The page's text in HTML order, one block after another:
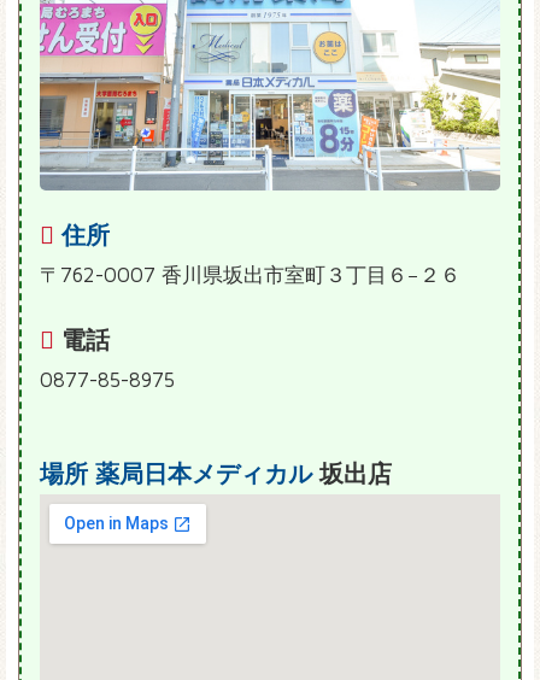
住所
〒762-0007 香川県坂出市室町３丁目６−２６
電話
0877-85-8975
場所 薬局日本メディカル坂出店